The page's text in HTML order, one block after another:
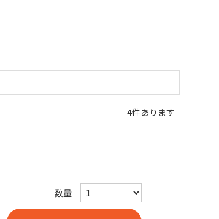
4件あります
数量